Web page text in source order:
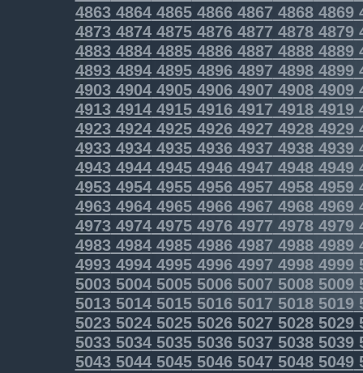
4863486448654866486748684869
4873487448754876487748784879
4883488448854886488748884889
4893489448954896489748984899
49034904490549064907 49084909
49134914491549164917 49184919
4923492449254926492749284929
49334934493549364937 49384939
49434944494549464947 49484949
49534954495549564957 49584959
49634964496549664967 49684969
49734974497549764977 49784979
49834984498549864987 49884989
49934994499549964997 49984999
50035004500550065007 50085009
50135014501550165017 50185019
5023502450255026502750285029
5033503450355036503750385039
5043504450455046504750485049